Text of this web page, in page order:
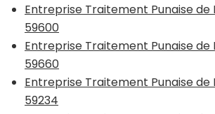
Entreprise Traitement Punaise de
59600
Entreprise Traitement Punaise de
59660
Entreprise Traitement Punaise
59234